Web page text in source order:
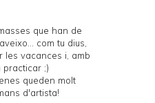
que han de
com tu dius,
les vacances i, amb
practicar ;)
queden molt
d'artista!